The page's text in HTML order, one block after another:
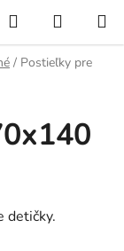
Hľadať
KOŠÍK
/ Postieľky pre
detičky.